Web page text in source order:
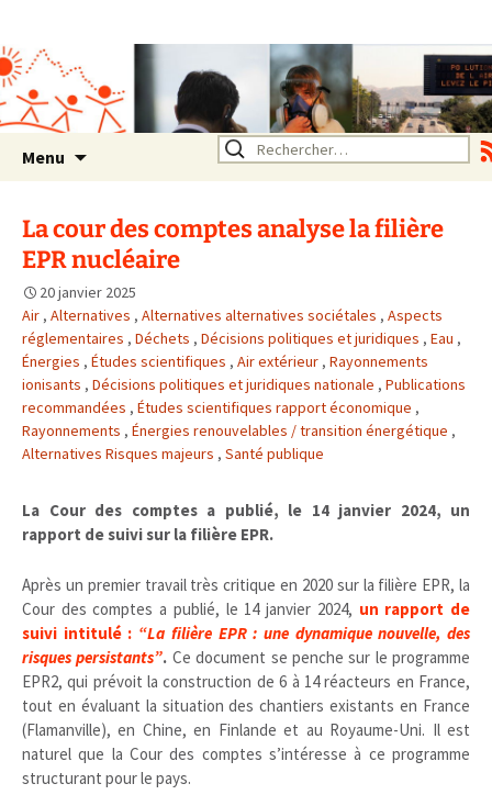
Rhône Alpes
Un environnement sain pour
la santé de tous
Menu Rechercher :
La cour des comptes analyse la filière
EPR nucléaire
20 janvier 2025
Air , Alternatives , Alternatives alternatives sociétales , Aspects
réglementaires , Déchets , Décisions politiques et juridiques , Eau ,
Énergies , Études scientifiques , Air extérieur , Rayonnements
ionisants , Décisions politiques et juridiques nationale , Publications
recommandées , Études scientifiques rapport économique ,
Rayonnements , Énergies renouvelables / transition énergétique ,
Alternatives Risques majeurs , Santé publique
La Cour des comptes a publié, le 14 janvier 2024, un
rapport de suivi sur la filière EPR.
Après un premier travail très critique en 2020 sur la filière EPR, la
Cour des comptes a publié, le 14 janvier 2024, un rapport de
suivi intitulé : “La filière EPR : une dynamique nouvelle, des
risques persistants”. Ce document se penche sur le programme
EPR2, qui prévoit la construction de 6 à 14 réacteurs en France,
tout en évaluant la situation des chantiers existants en France
(Flamanville), en Chine, en Finlande et au Royaume-Uni. Il est
naturel que la Cour des comptes s’intéresse à ce programme
structurant pour le pays.